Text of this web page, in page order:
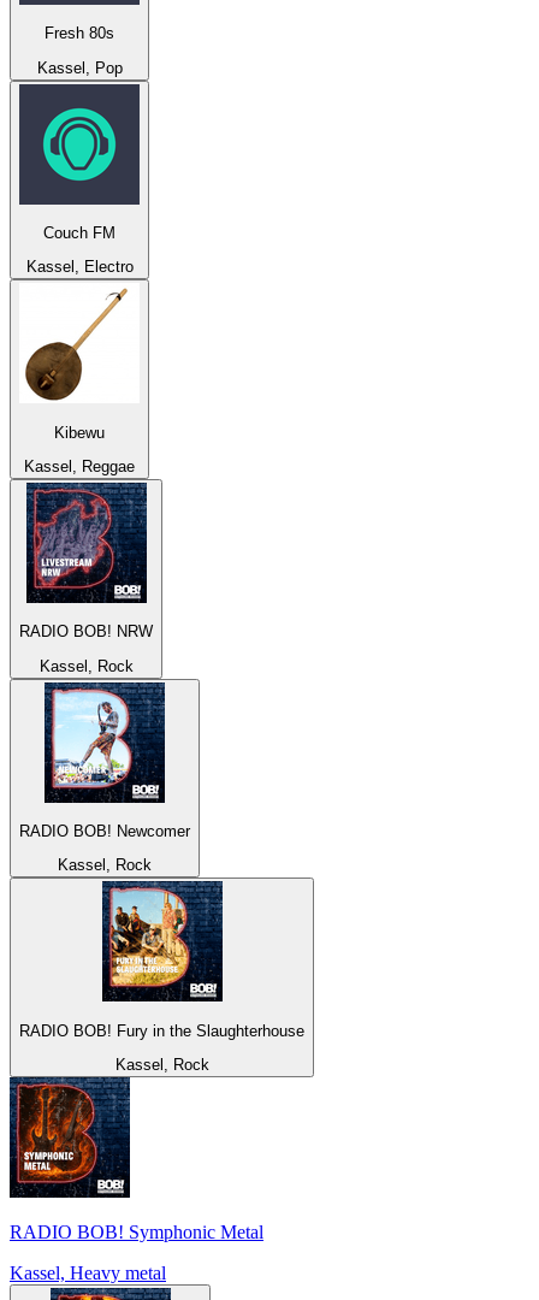
Fresh 80s
Kassel, Pop
Couch FM
Kassel, Electro
Kibewu
Kassel, Reggae
RADIO BOB! NRW
Kassel, Rock
RADIO BOB! Newcomer
Kassel, Rock
RADIO BOB! Fury in the Slaughterhouse
Kassel, Rock
RADIO BOB! Symphonic Metal
Kassel, Heavy metal